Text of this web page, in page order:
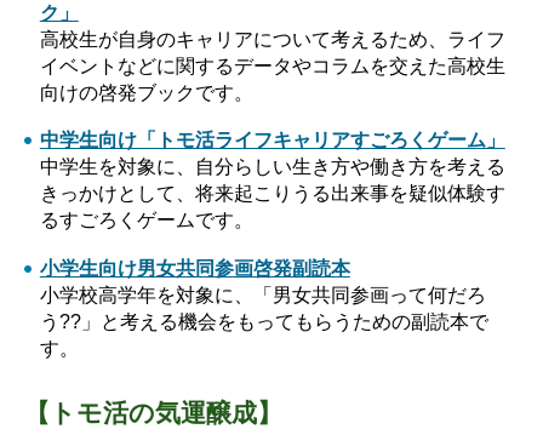
ク」
高校生が自身のキャリアについて考えるため、ライフ
イベントなどに関するデータやコラムを交えた高校生
向けの啓発ブックです。
中学生向け「トモ活ライフキャリアすごろくゲーム」
中学生を対象に、自分らしい生き方や働き方を考える
きっかけとして、将来起こりうる出来事を疑似体験す
るすごろくゲームです。
小学生向け男女共同参画啓発副読本
小学校高学年を対象に、「男女共同参画って何だろ
う??」と考える機会をもってもらうための副読本で
す。
【トモ活の気運醸成】